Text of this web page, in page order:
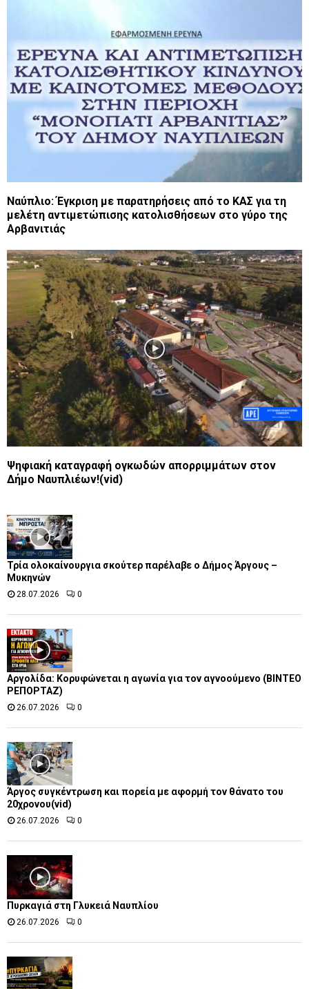
Ναύπλιο: Έγκριση με παρατηρήσεις από το ΚΑΣ για τη
μελέτη αντιμετώπισης κατολισθήσεων στο γύρο της
Αρβανιτιάς
Ψηφιακή καταγραφή ογκωδών απορριμμάτων στον
Δήμο Ναυπλιέων!(vid)
Τρία ολοκαίνουργια σκούτερ παρέλαβε o Δήμος Άργους –
Μυκηνών
28.07.2026 0
Αργολίδα: Κορυφώνεται η αγωνία για τον αγνοούμενο (ΒΙΝΤΕΟ
ΡΕΠΟΡΤΑΖ)
26.07.2026 0
Άργος συγκέντρωση και πορεία με αφορμή τον θάνατο του
20χρονου(vid)
26.07.2026 0
Πυρκαγιά στη Γλυκειά Ναυπλίου
26.07.2026 0